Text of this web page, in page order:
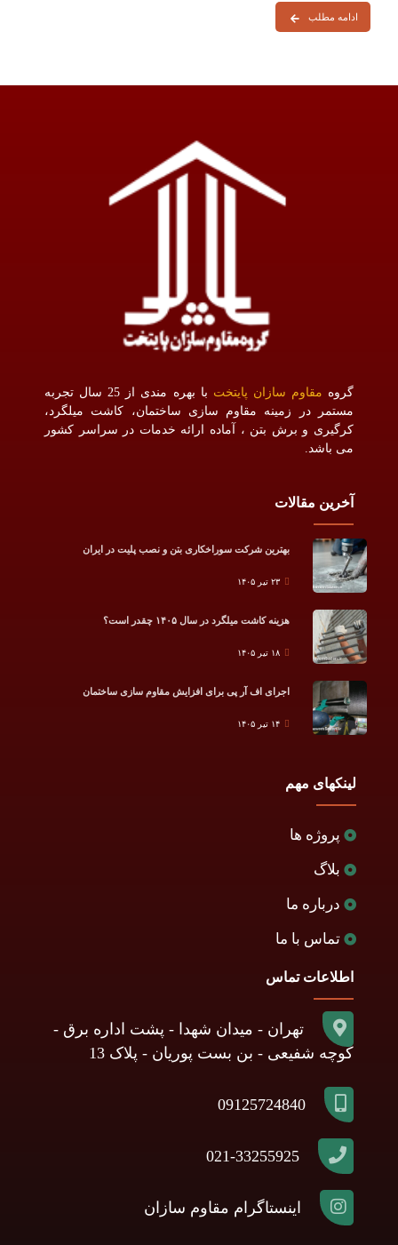
ادامه مطلب
گروه مقاوم سازان پایتخت
با بهره مندی از 25 سال تجربه
مستمر در زمینه مقاوم سازی ساختمان، کاشت میلگرد،
کرگیری و برش بتن ، آماده ارائه خدمات در سراسر کشور
می باشد.
آخرین مقالات
بهترین شرکت سوراخکاری بتن و نصب پلیت در ایران
۲۳ تیر ۱۴۰۵
هزینه کاشت میلگرد در سال ۱۴۰۵ چقدر است؟
۱۸ تیر ۱۴۰۵
اجرای اف آر پی برای افزایش مقاوم سازی ساختمان
۱۴ تیر ۱۴۰۵
لینکهای مهم
پروژه ها
بلاگ
درباره ما
تماس با ما
اطلاعات تماس
تهران - میدان شهدا - پشت اداره برق -
کوچه شفیعی - بن بست پوریان - پلاک 13
09125724840
021-33255925
اینستاگرام مقاوم سازان